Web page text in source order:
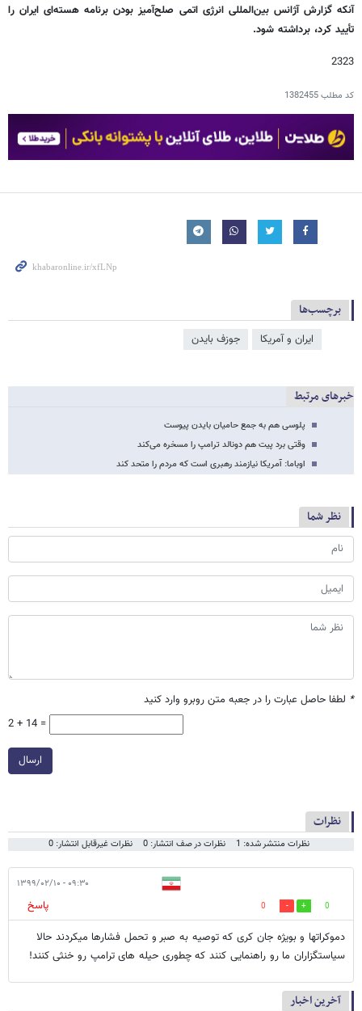
آنکه گزارش آژانس بین‌المللی انرژی اتمی صلح‌آمیز بودن برنامه هسته‌ای ایران را
تأیید کرد، برداشته شود.
2323
کد مطلب1382455
برچسب‌ها
ایران و آمریکا جوزف بایدن
خبرهای مرتبط
پلوسی هم به جمع حامیان بایدن پیوست
وقتی برد پیت هم دونالد ترامپ را مسخره می‌کند
اوباما: آمریکا نیازمند رهبری است که مردم را متحد کند
نظر شما
* لطفا حاصل عبارت را در جعبه متن روبرو وارد کنید
2 + 14 =
ارسال
نظرات
نظرات منتشر شده: 1 نظرات در صف انتشار: 0 نظرات غیرقابل انتشار: 0
۰۹:۳۰ - ۱۳۹۹/۰۲/۱۰
0
0
پاسخ
دموکراتها و بویژه جان کری که توصیه به صبر و تحمل فشارها میکردند حالا
سیاستگزاران ما رو راهنمایی کنند که چطوری حیله های ترامپ رو خنثی کنند!
آخرین اخبار